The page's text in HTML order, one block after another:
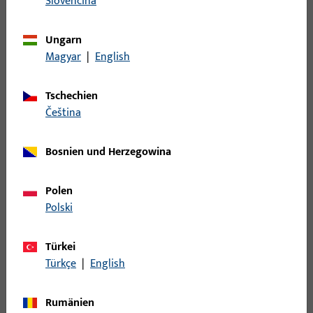
E,MATT VERNICKELT, LOCHL.ECKIG/20MM RADIUS, PRAEGUNG:
NEUTRAL, 2 TOUR, X&#61;0 KROEPFUNG DER PLATTE,
Ungarn
Magyar | English
Tschechien
čeština
Bosnien und Herzegowina
Polen
Polski
Türkei
Türkçe | English
Rumänien